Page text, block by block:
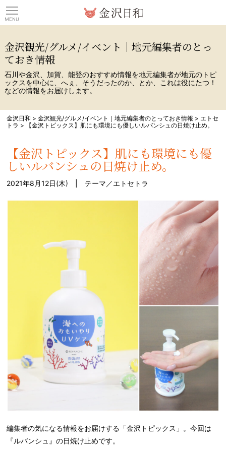
金沢観光/グルメ/イベント｜地元編集者のとっ
ておき情報
石川や金沢、加賀、能登のおすすめ情報を地元編集者が地元のトピ
ックスを中心に、へぇ、そうだったのか、とか、これは役にたつ！
などの情報をお届けします。
金沢日和 >金沢観光/グルメ/イベント｜地元編集者のとっておき情報 >エトセ
トラ > 【金沢トピックス】肌にも環境にも優しいルバンシュの日焼け止め。
【金沢トピックス】肌にも環境にも優
しいルバンシュの日焼け止め。
2021年8月12日(木) | テーマ／エトセトラ
編集者の気になる情報をお届けする「金沢トピックス」。今回は
『ルバンシュ』の日焼け止めです。